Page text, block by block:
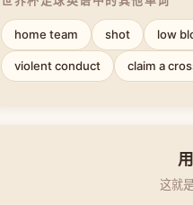
home team shot low
violent conduct claim a
这就